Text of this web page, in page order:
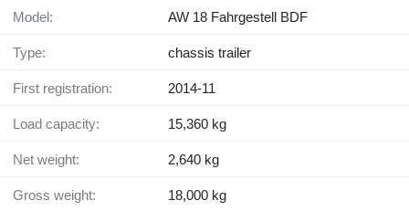
Model: AW 18 Fahrgestell BDF
Type: chassis trailer
First registration: 2014-11
Load capacity: 15,360 kg
Net weight: 2,640 kg
Gross weight: 18,000 kg